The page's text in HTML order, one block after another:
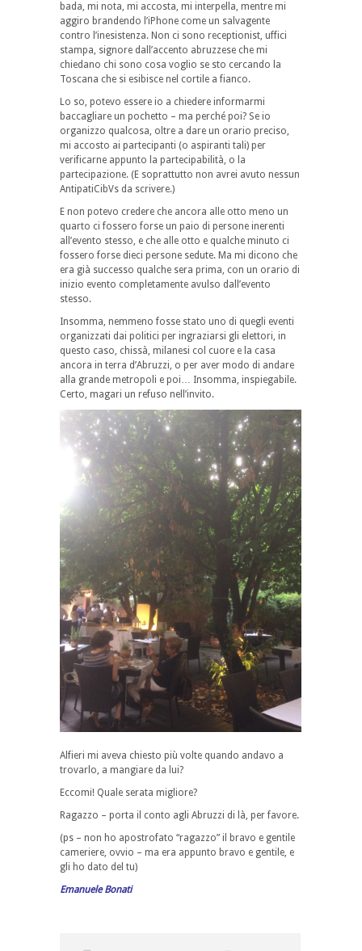
bada, mi nota, mi accosta, mi interpella, mentre mi
aggiro brandendo l’iPhone come un salvagente
contro l’inesistenza. Non ci sono receptionist, uffici
stampa, signore dall’accento abruzzese che mi
chiedano chi sono cosa voglio se sto cercando la
Toscana che si esibisce nel cortile a fianco.
Lo so, potevo essere io a chiedere informarmi
baccagliare un pochetto – ma perché poi? Se io
organizzo qualcosa, oltre a dare un orario preciso,
mi accosto ai partecipanti (o aspiranti tali) per
verificarne appunto la partecipabilità, o la
partecipazione. (E soprattutto non avrei avuto nessun
AntipatiCibVs da scrivere.)
E non potevo credere che ancora alle otto meno un
quarto ci fossero forse un paio di persone inerenti
all’evento stesso, e che alle otto e qualche minuto ci
fossero forse dieci persone sedute. Ma mi dicono che
era già successo qualche sera prima, con un orario di
inizio evento completamente avulso dall’evento
stesso.
Insomma, nemmeno fosse stato uno di quegli eventi
organizzati dai politici per ingraziarsi gli elettori, in
questo caso, chissà, milanesi col cuore e la casa
ancora in terra d’Abruzzi, o per aver modo di andare
alla grande metropoli e poi… Insomma, inspiegabile.
Certo, magari un refuso nell’invito.
Alfieri mi aveva chiesto più volte quando andavo a
trovarlo, a mangiare da lui?
Eccomi! Quale serata migliore?
Ragazzo – porta il conto agli Abruzzi di là, per favore.
(ps – non ho apostrofato “ragazzo” il bravo e gentile
cameriere, ovvio – ma era appunto bravo e gentile, e
gli ho dato del tu)
Emanuele Bonati